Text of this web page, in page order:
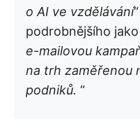
o AI ve vzdělávání
podrobnějšího jako
e-mailovou
na trh zaměřenou
podniků. “